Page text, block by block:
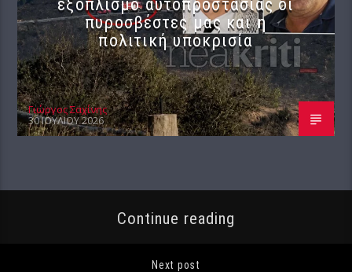
εξοπλισμό αυτοπροστασίας οι
πυροσβέστες μας και η
πολιτική υποκρισία
Γιώργος Σαχίνης
30 ΙΟΥΛΊΟΥ 2026
Continue reading
Next post